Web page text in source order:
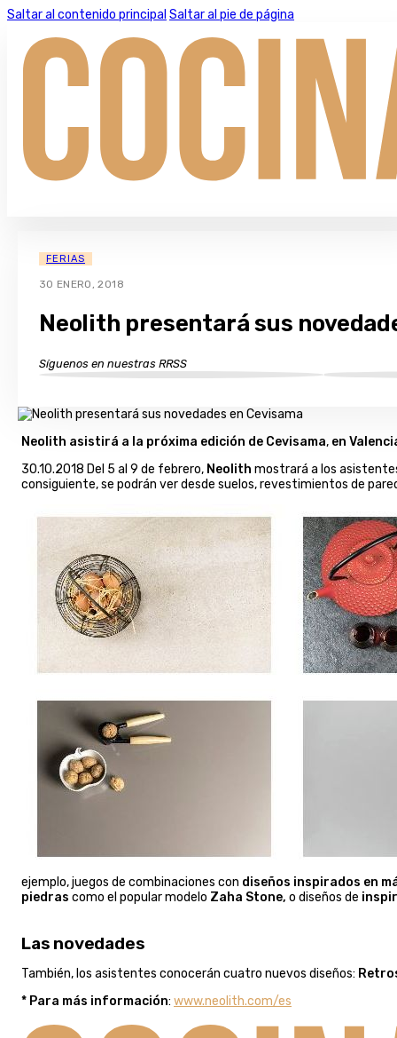
Saltar al contenido principal Saltar al pie de página
FERIAS
30 ENERO, 2018
Neolith presentará sus
Síguenos en nuestras RRSS
Neolith asistirá a la próxima edición de Cevisama, en
30.10.2018 Del 5 al 9 de febrero, Neolith mostrará a los
consiguiente, se podrán ver desde suelos, revestimientos de
ejemplo, juegos de combinaciones con diseños inspirados en
piedras como el popular modelo Zaha Stone, o diseños de
Las novedades
También, los asistentes conocerán cuatro nuevos diseños:
* Para más información: www.neolith.com/es